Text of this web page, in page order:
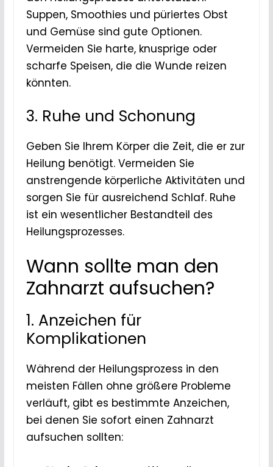
Suppen, Smoothies und püriertes Obst
und Gemüse sind gute Optionen.
Vermeiden Sie harte, knusprige oder
scharfe Speisen, die die Wunde reizen
könnten.
3. Ruhe und Schonung
Geben Sie Ihrem Körper die Zeit, die er zur
Heilung benötigt. Vermeiden Sie
anstrengende körperliche Aktivitäten und
sorgen Sie für ausreichend Schlaf. Ruhe
ist ein wesentlicher Bestandteil des
Heilungsprozesses.
Wann sollte man den
Zahnarzt aufsuchen?
1. Anzeichen für
Komplikationen
Während der Heilungsprozess in den
meisten Fällen ohne größere Probleme
verläuft, gibt es bestimmte Anzeichen,
bei denen Sie sofort einen Zahnarzt
aufsuchen sollten: